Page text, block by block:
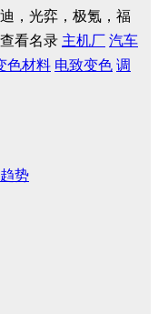
迪，光弈，极氪，福
看名录 主机厂 汽车
色材料 电致变色 调
势